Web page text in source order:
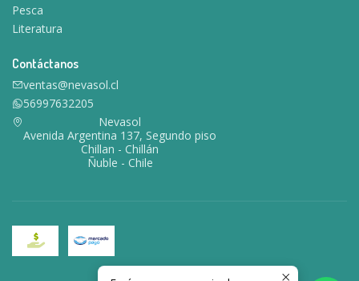
Pesca
Literatura
Contáctanos
ventas@nevasol.cl
56997632205
Nevasol
Avenida Argentina 137, Segundo piso
Chillan - Chillán
Ñuble - Chile